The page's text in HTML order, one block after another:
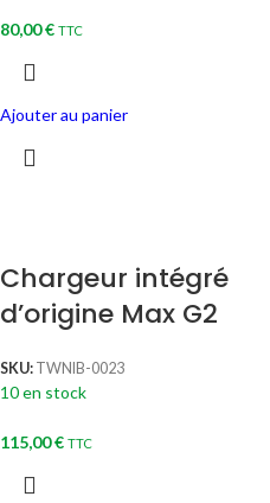
80,00€ TTC
Ajouter au panier
Chargeur intégré
d’origine Max G2
SKU: TWNIB-0023
10 en stock
115,00€ TTC